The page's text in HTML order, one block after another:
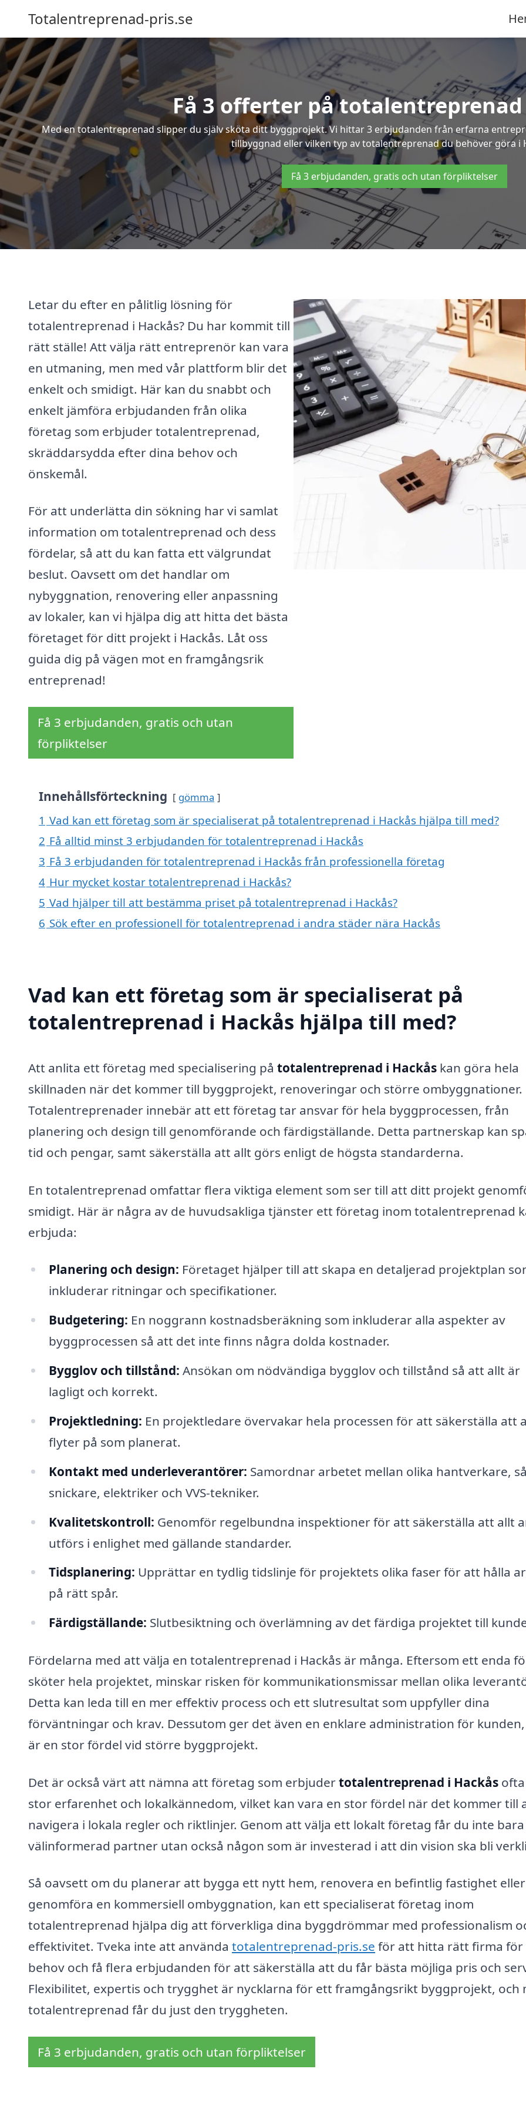
Totalentreprenad-pris.se
Få 3 offerter på totalentreprenad
Med en totalentreprenad slipper du själv sköta ditt byggprojekt. Vi hittar 3 erbjudanden från erfarna
tillbyggnad eller vilken typ av totalentreprenad du behöver göra i
Få 3 erbjudanden, gratis och utan förpliktelser
Letar du efter en pålitlig lösning för
totalentreprenad i Hackås? Du har kommit till
rätt ställe! Att välja rätt entreprenör kan vara
en utmaning, men med vår plattform blir det
enkelt och smidigt. Här kan du snabbt och
enkelt jämföra erbjudanden från olika
företag som erbjuder totalentreprenad,
skräddarsydda efter dina behov och
önskemål.
För att underlätta din sökning har vi samlat
information om totalentreprenad och dess
fördelar, så att du kan fatta ett välgrundat
beslut. Oavsett om det handlar om
nybyggnation, renovering eller anpassning
av lokaler, kan vi hjälpa dig att hitta det bästa
företaget för ditt projekt i Hackås. Låt oss
guida dig på vägen mot en framgångsrik
entreprenad!
Få 3 erbjudanden, gratis och utan
förpliktelser
Innehållsförteckning gömma
1 Vad kan ett företag som är specialiserat på totalentreprenad i Hackås hjälpa till med?
2 Få alltid minst 3 erbjudanden för totalentreprenad i Hackås
3 Få 3 erbjudanden för totalentreprenad i Hackås från professionella företag
4 Hur mycket kostar totalentreprenad i Hackås?
5 Vad hjälper till att bestämma priset på totalentreprenad i Hackås?
6 Sök efter en professionell för totalentreprenad i andra städer nära Hackås
Vad kan ett företag som är specialiserat på
totalentreprenad i Hackås hjälpa till med?
Att anlita ett företag med specialisering på totalentreprenad i Hackås kan göra hela
skillnaden när det kommer till byggprojekt, renoveringar och större ombyggnationer.
Totalentreprenader innebär att ett företag tar ansvar för hela byggprocessen, från
planering och design till genomförande och färdigställande. Detta partnerskap kan
tid och pengar, samt säkerställa att allt görs enligt de högsta standarderna.
En totalentreprenad omfattar flera viktiga element som ser till att ditt projekt
smidigt. Här är några av de huvudsakliga tjänster ett företag inom totalentreprenad
erbjuda:
Planering och design: Företaget hjälper till att skapa en detaljerad projektplan
inkluderar ritningar och specifikationer.
Budgetering: En noggrann kostnadsberäkning som inkluderar alla aspekter av
byggprocessen så att det inte finns några dolda kostnader.
Bygglov och tillstånd: Ansökan om nödvändiga bygglov och tillstånd så att allt är
lagligt och korrekt.
Projektledning: En projektledare övervakar hela processen för att säkerställa att
flyter på som planerat.
Kontakt med underleverantörer: Samordnar arbetet mellan olika hantverkare,
snickare, elektriker och VVS-tekniker.
Kvalitetskontroll: Genomför regelbundna inspektioner för att säkerställa att allt
utförs i enlighet med gällande standarder.
Tidsplanering: Upprättar en tydlig tidslinje för projektets olika faser för att hålla
på rätt spår.
Färdigställande: Slutbesiktning och överlämning av det färdiga projektet till
Fördelarna med att välja en totalentreprenad i Hackås är många. Eftersom ett enda
sköter hela projektet, minskar risken för kommunikationsmissar mellan olika
Detta kan leda till en mer effektiv process och ett slutresultat som uppfyller dina
förväntningar och krav. Dessutom ger det även en enklare administration för
är en stor fördel vid större byggprojekt.
Det är också värt att nämna att företag som erbjudertotalentreprenad i Hackås
stor erfarenhet och lokalkännedom, vilket kan vara en stor fördel när det kommer till
navigera i lokala regler och riktlinjer. Genom att välja ett lokalt företag får du inte
välinformerad partner utan också någon som är investerad i att din vision ska bli
Så oavsett om du planerar att bygga ett nytt hem, renovera en befintlig fastighet eller
genomföra en kommersiell ombyggnation, kan ett specialiserat företag inom
totalentreprenad hjälpa dig att förverkliga dina byggdrömmar med professionalism
effektivitet. Tveka inte att använda totalentreprenad-pris.se för att hitta rätt firma för
behov och få flera erbjudanden för att säkerställa att du får bästa möjliga pris och
Flexibilitet, expertis och trygghet är nycklarna för ett framgångsrikt byggprojekt, och
totalentreprenad får du just den tryggheten.
Få 3 erbjudanden, gratis och utan förpliktelser